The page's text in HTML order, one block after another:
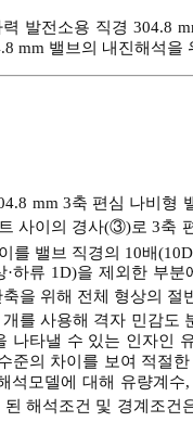
발전소용 직경 304.8
mm 밸브의 내진해석
mm 3축 편심 나비형
사이의 경사(③)로 3축
를 밸브 직경의 10배
하류 1D)을 제외한 부
을 위해 전체 형상의
를 사용해 격자 민감
나타낼 수 있는 인자인
준의 차이를 보여 적절
석모델에 대해 유량계
해석조건 및 경계조